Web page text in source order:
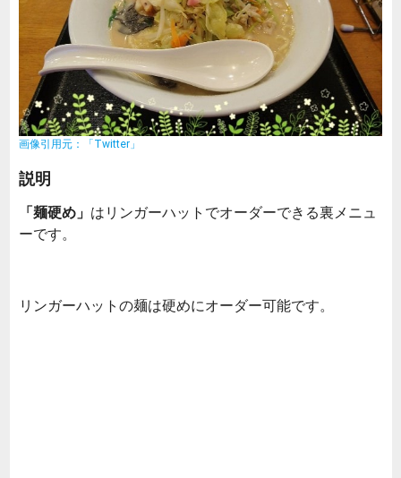
画像引用元：「Twitter」
説明
「麺硬め」 はリンガーハットでオーダーできる裏メニュ
ーです。
リンガーハットの麺は硬めにオーダー可能です。